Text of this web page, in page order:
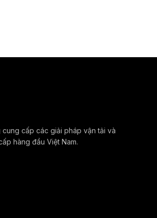
cung cấp các giải pháp vận tải và
hàng đầu Việt Nam.